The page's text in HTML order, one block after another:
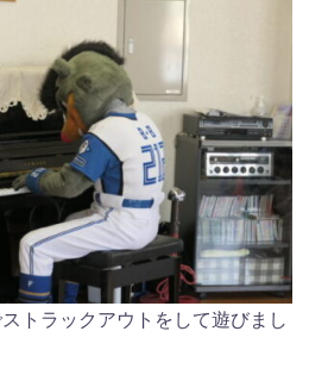
トラックアウトをして遊びまし